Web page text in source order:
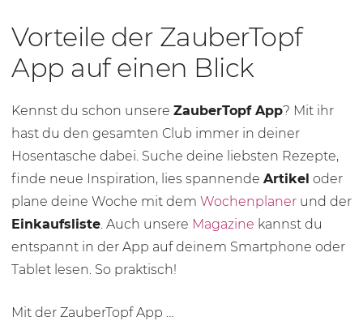
Vorteile der ZauberTopf
App auf einen Blick
Kennst du schon unsere ZauberTopf App? Mit ihr
hast du den gesamten Club immer in deiner
Hosentasche dabei. Suche deine liebsten Rezepte,
finde neue Inspiration, lies spannende Artikel oder
plane deine Woche mit dem Wochenplaner und der
Einkaufsliste. Auch unsere Magazine kannst du
entspannt in der App auf deinem Smartphone oder
Tablet lesen. So praktisch!
Mit der ZauberTopf App …